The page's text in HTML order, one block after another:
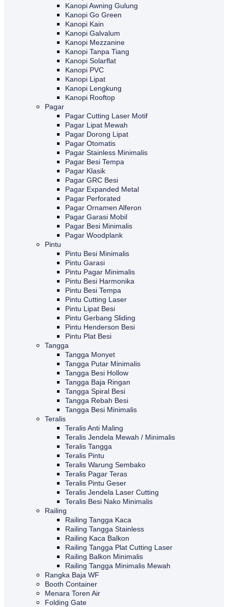
Kanopi Awning Gulung
Kanopi Go Green
Kanopi Kain
Kanopi Galvalum
Kanopi Mezzanine
Kanopi Tanpa Tiang
Kanopi Solarflat
Kanopi PVC
Kanopi Lipat
Kanopi Lengkung
Kanopi Rooftop
Pagar
Pagar Cutting Laser Motif
Pagar Lipat Mewah
Pagar Dorong Lipat
Pagar Otomatis
Pagar Stainless Minimalis
Pagar Besi Tempa
Pagar Klasik
Pagar GRC Besi
Pagar Expanded Metal
Pagar Perforated
Pagar Ornamen Alferon
Pagar Garasi Mobil
Pagar Besi Minimalis
Pagar Woodplank
Pintu
Pintu Besi Minimalis
Pintu Garasi
Pintu Pagar Minimalis
Pintu Besi Harmonika
Pintu Besi Tempa
Pintu Cutting Laser
Pintu Lipat Besi
Pintu Gerbang Sliding
Pintu Henderson Besi
Pintu Plat Besi
Tangga
Tangga Monyet
Tangga Putar Minimalis
Tangga Besi Hollow
Tangga Baja Ringan
Tangga Spiral Besi
Tangga Rebah Besi
Tangga Besi Minimalis
Teralis
Teralis Anti Maling
Teralis Jendela Mewah / Minimalis
Teralis Tangga
Teralis Pintu
Teralis Warung Sembako
Teralis Pagar Teras
Teralis Pintu Geser
Teralis Jendela Laser Cutting
Teralis Besi Nako Minimalis
Railing
Railing Tangga Kaca
Railing Tangga Stainless
Railing Kaca Balkon
Railing Tangga Plat Cutting Laser
Railing Balkon Minimalis
Railing Tangga Minimalis Mewah
Rangka Baja WF
Booth Container
Menara Toren Air
Folding Gate